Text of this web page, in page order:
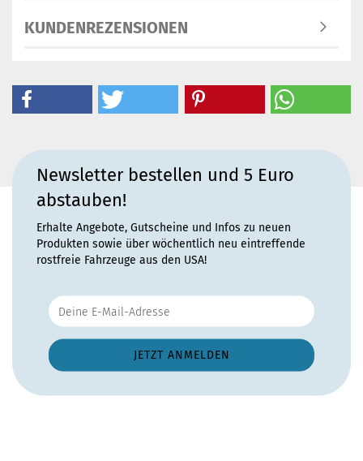
KUNDENREZENSIONEN
Newsletter bestellen und 5 Euro
abstauben!
Erhalte Angebote, Gutscheine und Infos zu neuen
Produkten sowie über wöchentlich neu eintreffende
rostfreie Fahrzeuge aus den USA!